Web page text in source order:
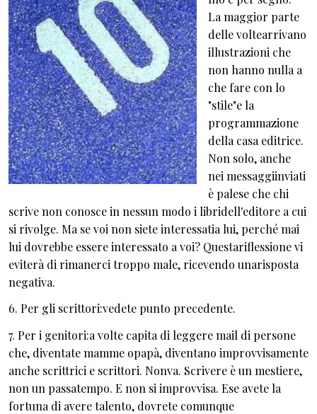
La maggior parte
delle voltearrivano
illustrazioni che
non hanno nulla a
che fare con lo
"stile"e la
programmazione
della casa editrice.
Non solo, anche
nei messaggiinviati
è palese che chi
scrive non conosce in nessun modo i libridell'editore a cui
si rivolge. Ma se voi non siete interessatia lui, perché mai
lui dovrebbe essere interessato a voi? Questariflessione vi
eviterà di rimanerci troppo male, ricevendo unarisposta
negativa.
6. Per gli scrittori:vedete punto precedente.
7. Per i genitori:a volte capita di leggere mail di persone
che, diventate mamme opapà, diventano improvvisamente
anche scrittrici e scrittori. Nonva. Scrivere è un mestiere,
non un passatempo. E non si improvvisa. Ese avete la
fortuna di avere talento, dovrete comunque